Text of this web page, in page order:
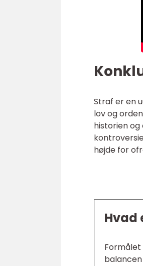
Straf er en
lov og
historien
højde for
Hvad